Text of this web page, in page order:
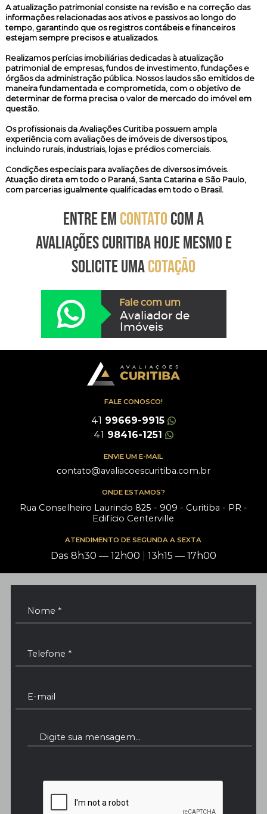
A atualização patrimonial consiste na revisão e na correção das
informações relacionadas aos ativos e passivos ao longo do
tempo, garantindo que os registros contábeis e financeiros
estejam sempre precisos e atualizados.
Realizamosperícias imobiliárias dedicadas à atualização
patrimonial de empresas, fundos de investimento, fundações e
órgãos da administração pública. Nossos laudos são emitidos de
maneira fundamentada e comprometida, com o objetivo de
determinar de forma precisa o valor de mercado do imóvel em
questão.
Os profissionais da Avaliações Curitiba possuem ampla
experiência com avaliações de imóveis de diversos tipos,
incluindo rurais, industriais, lojas e prédios comerciais.
Condições especiais para avaliações de diversos imóveis.
Atuação direta em todo o Paraná, Santa Catarina e São Paulo,
com parcerias igualmente qualificadas em todo o Brasil.
ENTRE EM CONTATO COM A
AVALIAÇÕES CURITIBA HOJE MESMO E
SOLICITE UMACOTAÇÃO
Fale com um
Avaliador de
Imóveis
ENVIE UM E-MAIL
contato@avaliacoescuritiba.com.br
ONDE ESTAMOS?
Rua Conselheiro Laurindo 825 - 909 - Curitiba - PR -
Edifício Centerville
FALE CONOSCO!
41 99669-9915
41 98416-1251
ATENDIMENTO DE SEGUNDA A SEXTA
Das 8h30 — 12h00 13h15 — 17h00